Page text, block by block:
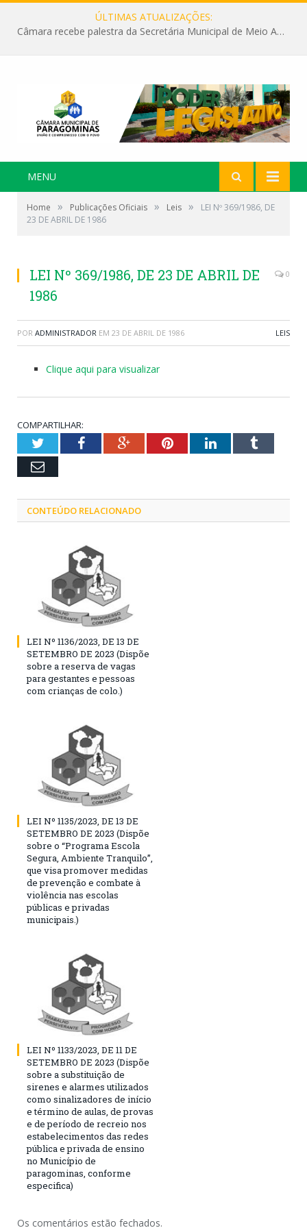
ÚLTIMAS ATUALIZAÇÕES:
Câmara recebe palestra da Secretária Municipal de Meio Ambiente sobre as ações da “SEMANA DO MEIO AMBIENTE”
MENU
Home » Publicações Oficiais » Leis »
LEI Nº 369/1986, DE
23 DE ABRIL DE 1986
LEI Nº 369/1986, DE 23 DE ABRIL DE
1986
0
POR ADMINISTRADOR EM 23 DE ABRIL DE 1986 LEIS
Clique aqui para visualizar
COMPARTILHAR:
TwitterFacebookGoogle+PinterestLinkedInTumblr
Email
CONTEÚDO RELACIONADO
LEI Nº 1136/2023, DE 13 DE
SETEMBRO DE 2023 (Dispõe
sobre a reserva de vagas
para gestantes e pessoas
com crianças de colo.)
LEI Nº 1135/2023, DE 13 DE
SETEMBRO DE 2023 (Dispõe
sobre o “Programa Escola
Segura, Ambiente Tranquilo”,
que visa promover medidas
de prevenção e combate à
violência nas escolas
públicas e privadas
municipais.)
LEI Nº 1133/2023, DE 11 DE
SETEMBRO DE 2023 (Dispõe
sobre a substituição de
sirenes e alarmes utilizados
como sinalizadores de início
e término de aulas, de provas
e de período de recreio nos
estabelecimentos das redes
pública e privada de ensino
no Município de
paragominas, conforme
especifica)
Os comentários estão fechados.